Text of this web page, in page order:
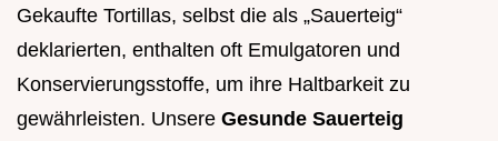
Gekaufte Tortillas, selbst die als „Sauerteig“
deklarierten, enthalten oft Emulgatoren und
Konservierungsstoffe, um ihre Haltbarkeit zu
gewährleisten. Unsere Gesunde Sauerteig